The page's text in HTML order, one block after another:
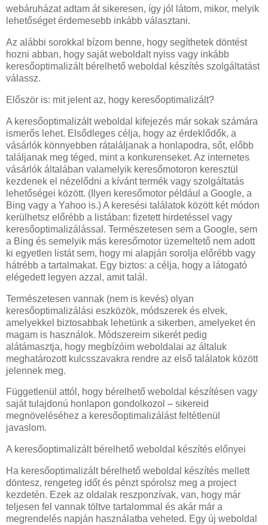
webáruházat adtam át sikeresen, így jól látom, mikor, melyik
lehetőséget érdemesebb inkább választani.
Az alábbi sorokkal bízom benne, hogy segíthetek döntést
hozni abban, hogy saját weboldalt nyiss vagy inkább
keresőoptimalizált bérelhető weboldal készítés szolgáltatást
válassz.
Először is: mit jelent az, hogy keresőoptimalizált?
A keresőoptimalizált weboldal kifejezés már sokak számára
ismerős lehet. Elsődleges célja, hogy az érdeklődők, a
vásárlók könnyebben rátaláljanak a honlapodra, sőt, előbb
találjanak meg téged, mint a konkurenseket. Az internetes
vásárlók általában valamelyik keresőmotoron keresztül
kezdenek el nézelődni a kívánt termék vagy szolgáltatás
lehetőségei között. (Ilyen keresőmotor például a Google, a
Bing vagy a Yahoo is.) A keresési találatok között két módon
kerülhetsz előrébb a listában: fizetett hirdetéssel vagy
keresőoptimalizálással. Természetesen sem a Google, sem
a Bing és semelyik más keresőmotor üzemeltető nem adott
ki egyetlen listát sem, hogy mi alapján sorolja előrébb vagy
hátrébb a tartalmakat. Egy biztos: a célja, hogy a látogató
elégedett legyen azzal, amit talál.
Természetesen vannak (nem is kevés) olyan
keresőoptimalizálási eszközök, módszerek és elvek,
amelyekkel biztosabbak lehetünk a sikerben, amelyeket én
magam is használok. Módszereim sikerét pedig
alátámasztja, hogy megbízóim weboldalai az általuk
meghatározott kulcsszavakra rendre az első találatok között
jelennek meg.
Függetlenül attól, hogy bérelhető weboldal készítésen vagy
saját tulajdonú honlapon gondolkozol – sikereid
megnöveléséhez a keresőoptimalizálást feltétlenül
javaslom.
A keresőoptimalizált bérelhető weboldal készítés előnyei
Ha keresőoptimalizált bérelhető weboldal készítés mellett
döntesz, rengeteg időt és pénzt spórolsz meg a project
kezdetén. Ezek az oldalak reszponzívak, van, hogy már
teljesen fel vannak töltve tartalommal és akár már a
megrendelés napján használatba veheted. Egy új weboldal